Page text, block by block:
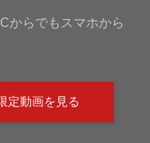
からでもスマホから
定動画を見る